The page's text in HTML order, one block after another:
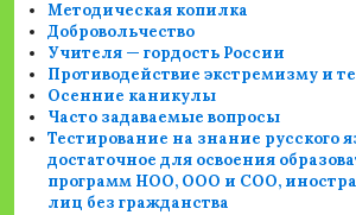
Методическая копилка
Добровольчество
Учителя — гордость России
Противодействие экстремизму и
Осенние каникулы
Часто задаваемые вопросы
Тестирование на знание русского
достаточное для освоения
программ НОО, ООО и СОО,
лиц без гражданства